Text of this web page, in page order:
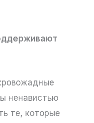
ненавистью
те, которые